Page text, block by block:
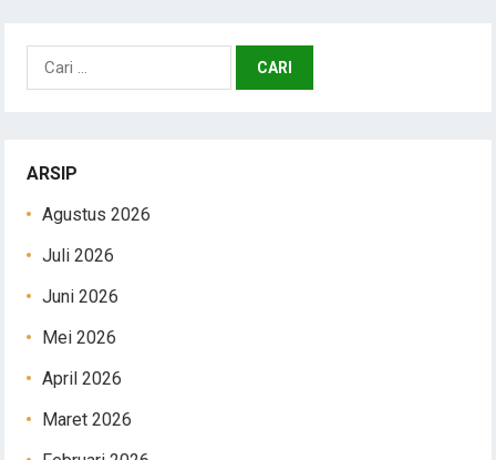
Cari
untuk:
ARSIP
Agustus 2026
Juli 2026
Juni 2026
Mei 2026
April 2026
Maret 2026